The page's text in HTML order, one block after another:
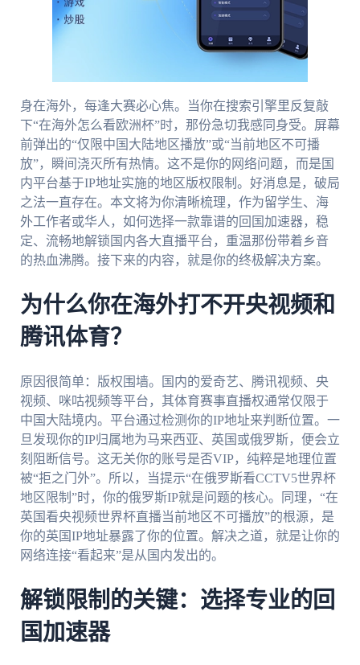
身在海外，每逢大赛必心焦。当你在搜索引擎里反复敲
下“在海外怎么看欧洲杯”时，那份急切我感同身受。屏幕
前弹出的“仅限中国大陆地区播放”或“当前地区不可播
放”，瞬间浇灭所有热情。这不是你的网络问题，而是国
内平台基于IP地址实施的地区版权限制。好消息是，破局
之法一直存在。本文将为你清晰梳理，作为留学生、海
外工作者或华人，如何选择一款靠谱的回国加速器，稳
定、流畅地解锁国内各大直播平台，重温那份带着乡音
的热血沸腾。接下来的内容，就是你的终极解决方案。
为什么你在海外打不开央视频和
腾讯体育？
原因很简单：版权围墙。国内的爱奇艺、腾讯视频、央
视频、咪咕视频等平台，其体育赛事直播权通常仅限于
中国大陆境内。平台通过检测你的IP地址来判断位置。一
旦发现你的IP归属地为马来西亚、英国或俄罗斯，便会立
刻阻断信号。这无关你的账号是否VIP，纯粹是地理位置
被“拒之门外”。所以，当提示“在俄罗斯看CCTV5世界杯
地区限制”时，你的俄罗斯IP就是问题的核心。同理，“在
英国看央视频世界杯直播当前地区不可播放”的根源，是
你的英国IP地址暴露了你的位置。解决之道，就是让你的
网络连接“看起来”是从国内发出的。
解锁限制的关键：选择专业的回
国加速器